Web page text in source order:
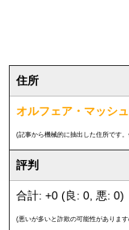
住所
オルフェア・マッシ
(記事から機械的に抽出した住所です
評判
合計: +0 (良: 0, 悪: 0)
(悪いが多いと詐欺の可能性がありま